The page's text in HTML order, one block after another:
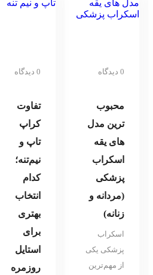
0 دیدگاه
محبوب
ترین مدل
های یقه
اسکراب
پزشکی
(مردانه و
زنانه)
اسکراب
پزشکی یکی
از مهم‌ترین
0 دیدگاه
تفاوت
کراپ
تاپ و
نیم‌تنه؛
کدام
انتخاب
بهتری
برای
استایل
روزمره